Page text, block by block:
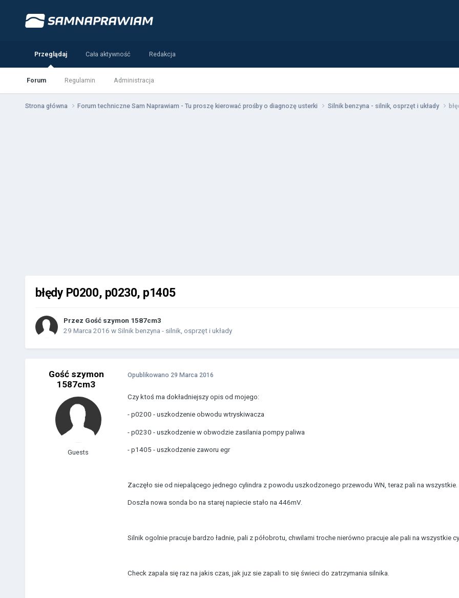
Przeglądaj
Forum Regulamin Administracja
Cała aktywność Redakcja
Strona główna Forum techniczne Sam Naprawiam - Tu proszę kierować prośby o diagnozę usterki Silnik benzyna - silnik, osprzęt i układy
błędy P0200, p0230, p1405
Przez Gość szymon 1587cm3
29 Marca 2016 w Silnik benzyna - silnik, osprzęt i układy
Gość szymon
1587cm3
Guests
Opublikowano 29 Marca 2016
Czy ktoś ma dokładniejszy opis od mojego:
- p0200 - uszkodzenie obwodu wtryskiwacza
- p0230 - uszkodzenie w obwodzie zasilania pompy paliwa
- p1405 - uszkodzenie zaworu egr
Zaczęło sie od niepalącego jednego cylindra z powodu uszkodzonego przewodu WN, teraz pali na wszystkie.
Doszła nowa sonda bo na starej napiecie stało na 446mV.
Silnik ogolnie pracuje bardzo ładnie, pali z półobrotu, chwilami troche nierówno pracuje ale pali na wszystkie
Check zapala się raz na jakis czas, jak juz sie zapali to się świeci do zatrzymania silnika.